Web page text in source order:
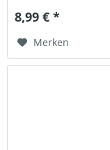
8,99 € *
Merken